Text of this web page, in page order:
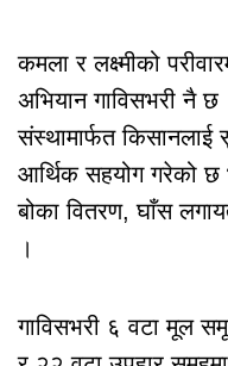
कमला र लक्ष्मीको
अभियान गाविसभरी नै
संस्थामार्फत किसानलाई
आर्थिक सहयोग गरेको छ
बोका वितरण, घाँस
।
गाविसभरी ६ वटा मूल